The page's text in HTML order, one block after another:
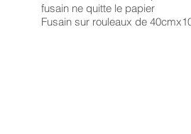
fusain ne quitte le papier
Fusain sur rouleaux de